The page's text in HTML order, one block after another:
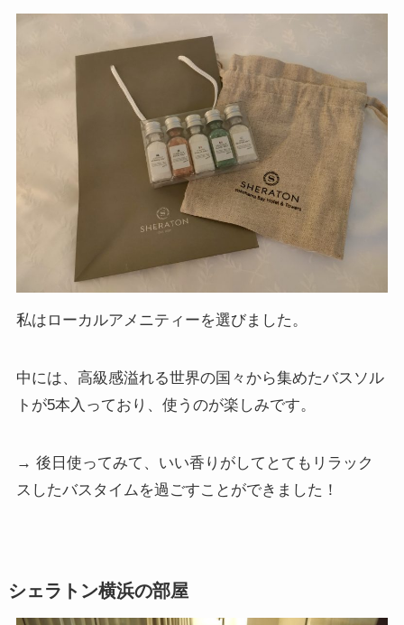
私はローカルアメニティーを選びました。
中には、高級感溢れる世界の国々から集めたバスソル
トが5本入っており、使うのが楽しみです。
→ 後日使ってみて、いい香りがしてとてもリラック
スしたバスタイムを過ごすことができました！
シェラトン横浜の部屋